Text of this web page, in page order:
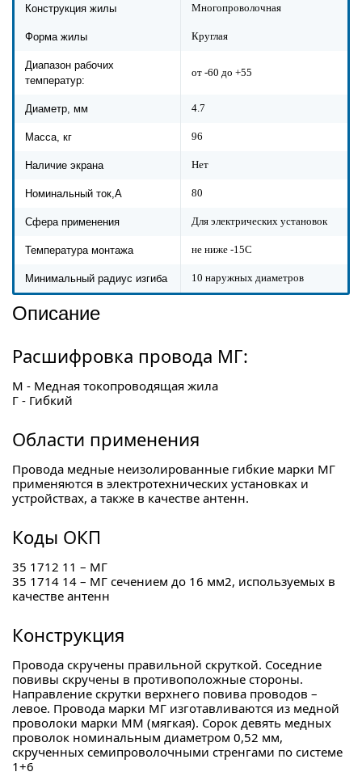
Конструкция жилы Многопроволочная
Форма жилы Круглая
Диапазон рабочих
температур:
от -60 до +55
Диаметр, мм 4.7
Масса, кг 96
Наличие экрана Нет
Номинальный ток,А 80
Сфера применения Для электрических установок
Температура монтажа не ниже -15С
Минимальный радиус изгиба 10 наружных диаметров
Описание
Расшифровка провода МГ:
М - Медная токопроводящая жила
Г - Гибкий
Области применения
Провода медные неизолированные гибкие марки МГ
применяются в электротехнических установках и
устройствах, а также в качестве антенн.
Коды ОКП
35 1712 11 – МГ
35 1714 14 – МГ сечением до 16 мм2, используемых в
качестве антенн
Конструкция
Провода скручены правильной скруткой. Соседние
повивы скручены в противоположные стороны.
Направление скрутки верхнего повива проводов –
левое. Провода марки МГ изготавливаются из медной
проволоки марки ММ (мягкая). Сорок девять медных
проволок номинальным диаметром 0,52 мм,
скрученных семипроволочными стренгами по системе
1+6